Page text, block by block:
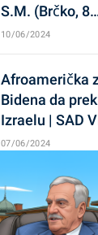
S.M. (Brčko,
10/06/2024
Afroamerička
Bidena da
Izraelu | SAD
07/06/2024